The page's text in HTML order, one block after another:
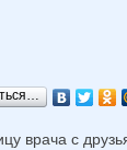
врача с